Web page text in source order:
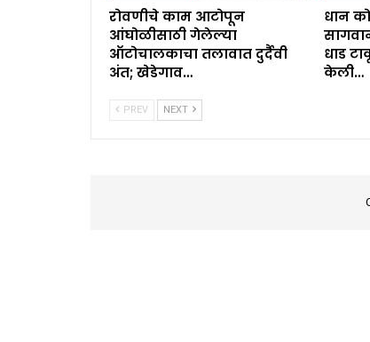
रोवणीचे काम आटोपून
आंघोळीसाठी गेलेल्या
ऑटोचालकाचा तलावात दुर्दैवी
अंत; खेडेगाव…
धान
धाड
केली…
PREV NEXT